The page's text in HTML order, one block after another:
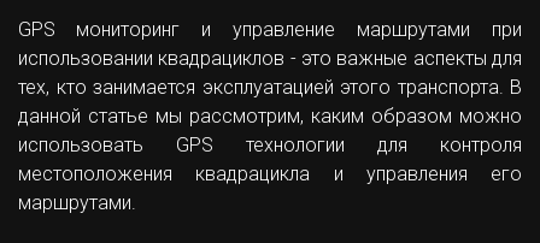
GPS мониторинг и управление маршрутами при
использовании квадрациклов - это важные аспекты для
тех, кто занимается эксплуатацией этого транспорта. В
данной статье мы рассмотрим, каким образом можно
использовать GPS технологии для контроля
местоположения квадрацикла и управления его
маршрутами.